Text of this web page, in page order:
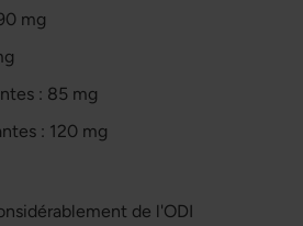
mg
: 85 mg
: 120 mg
de l'ODI